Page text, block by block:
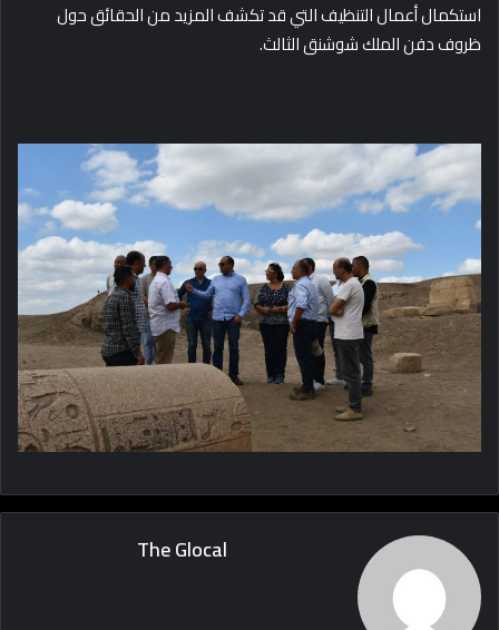
استكمال أعمال التنظيف التي قد تكشف المزيد من الحقائق حول
ظروف دفن الملك شوشنق الثالث.
The Glocal